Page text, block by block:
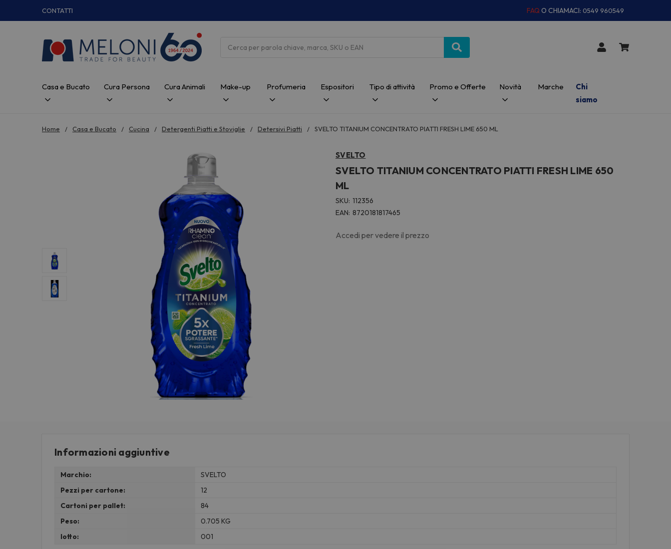
CONTATTI FAQ O CHIAMACI: 0549 960549
Casa e Bucato Cura Persona Cura Animali Make-up Profumeria Espositori Tipo di attività Promo e Offerte Novità Marche
Chi
siamo
Home Casa e Bucato Cucina Detergenti Piatti e Stoviglie Detersivi Piatti SVELTO TITANIUM CONCENTRATO PIATTI FRESH LIME 650 ML
SVELTO
SVELTO TITANIUM CONCENTRATO PIATTI FRESH LIME 650
ML
SKU: 112356
EAN: 8720181817465
Accedi per vedere il prezzo
Informazioni aggiuntive
Marchio:
SVELTO
Pezzi per cartone:
12
Cartoni per pallet:
84
Peso:
0.705 KG
lotto:
001